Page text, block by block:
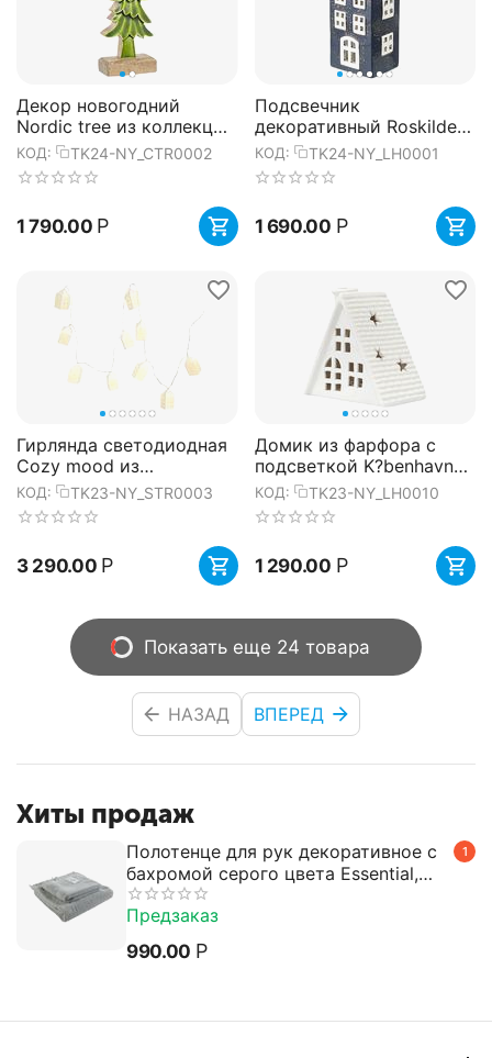
Декор новогодний
Nordic tree из коллекции
New Year Essential, 30
см, Tkano
КОД: TK24-NY_CTR0002
1 790.00 Р
Подсвечник
декоративный Roskilde
из коллекции New Year
Essential, 17,5 см, Tkano
КОД: TK24-NY_LH0001
1 690.00 Р
Гирлянда светодиодная
Cozy mood из
коллекции New Year
Essential, Tkano
КОД: TK23-NY_STR0003
3 290.00 Р
Домик из фарфора с
подсветкой K?benhavn
из коллекции New Year
Essential, 13,1 см, Tkano
КОД: TK23-NY_LH0010
1 290.00 Р
Показать еще 24 товара
НАЗАД ВПЕРЕД
Хиты продаж
1
Полотенце для рук декоративное с
бахромой серого цвета Essential,
50х90 см, Tkano
Предзаказ
990.00 Р